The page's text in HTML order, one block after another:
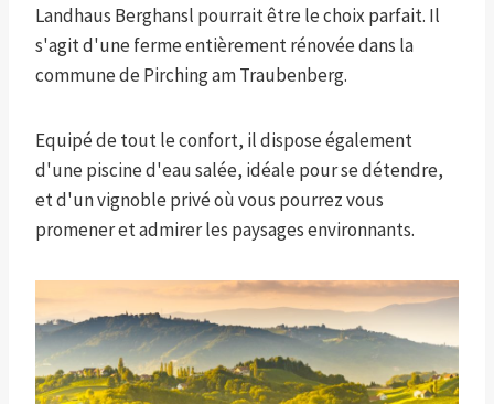
Landhaus Berghansl pourrait être le choix parfait. Il
s'agit d'une ferme entièrement rénovée dans la
commune de Pirching am Traubenberg.
Equipé de tout le confort, il dispose également
d'une piscine d'eau salée, idéale pour se détendre,
et d'un vignoble privé où vous pourrez vous
promener et admirer les paysages environnants.